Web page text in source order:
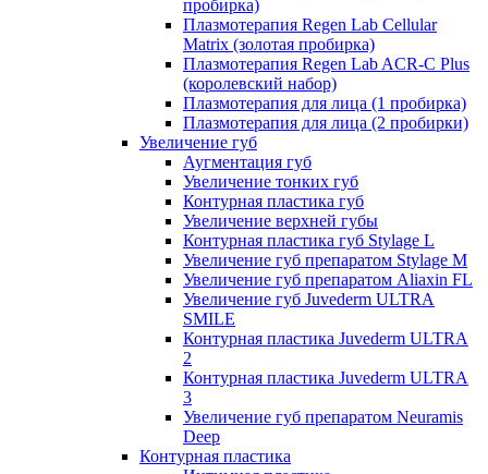
пробирка)
Плазмотерапия Regen Lab Cellular
Matrix (золотая пробирка)
Плазмотерапия Regen Lab ACR-C Plus
(королевский набор)
Плазмотерапия для лица (1 пробирка)
Плазмотерапия для лица (2 пробирки)
Увеличение губ
Аугментация губ
Увеличение тонких губ
Контурная пластика губ
Увеличение верхней губы
Контурная пластика губ Stylage L
Увеличение губ препаратом Stylage M
Увеличение губ препаратом Aliaxin FL
Увеличение губ Juvederm ULTRA
SMILE
Контурная пластика Juvederm ULTRA
2
Контурная пластика Juvederm ULTRA
3
Увеличение губ препаратом Neuramis
Deep
Контурная пластика